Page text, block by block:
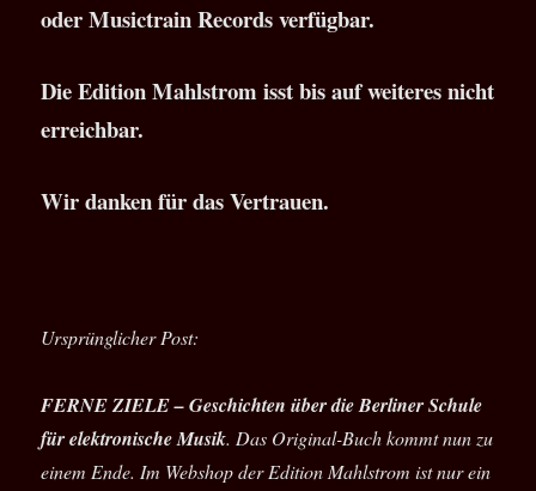
oder Musictrain Records verfügbar.
Die Edition Mahlstrom isst bis auf weiteres nicht
erreichbar.
Wir danken für das Vertrauen.
Ursprünglicher Post:
FERNE ZIELE – Geschichten über die Berliner Schule
für elektronische Musik. Das Original-Buch kommt nun zu
einem Ende. Im Webshop der Edition Mahlstrom ist nur ein